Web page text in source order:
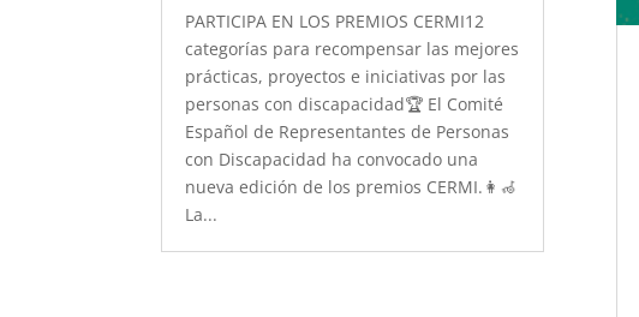
PARTICIPA EN LOS PREMIOS CERMI12
categorías para recompensar las mejores
prácticas, proyectos e iniciativas por las
personas con discapacidad🏆 El Comité
Español de Representantes de Personas
con Discapacidad ha convocado una
nueva edición de los premios CERMI.👩‍🦽
La...